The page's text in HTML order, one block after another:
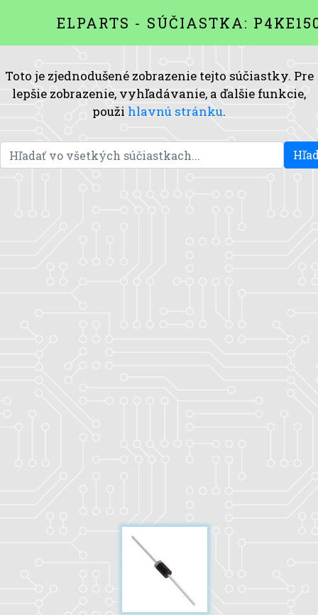
ELPARTS - SÚČIASTKA:
Toto je zjednodušené zobrazenie tejto súčiastky. Pre
lepšie zobrazenie, vyhľadávanie, a ďalšie funkcie,
použi hlavnú stránku.